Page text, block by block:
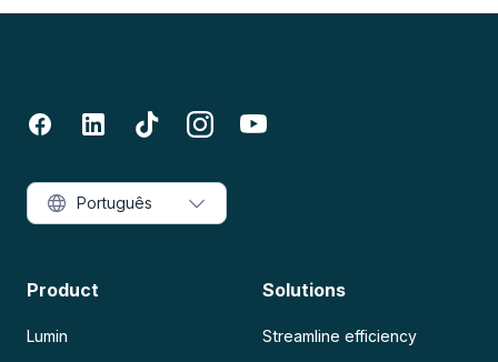
Product
Lumin
Solutions
Streamline efficiency
Português